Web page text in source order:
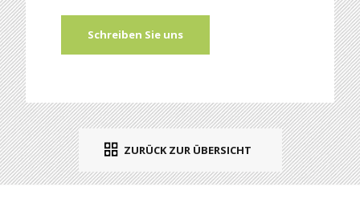
ZURÜCK ZUR ÜBERSICHT
Schreiben Sie uns